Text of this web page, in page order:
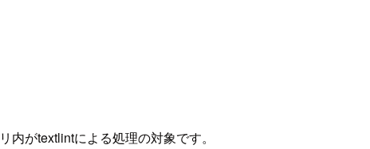
内がtextlintによる処理の対象です。